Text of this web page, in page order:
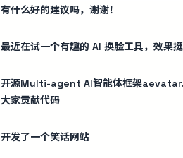
有什么好的建议吗，谢谢！
最近在试一个有趣的 AI 换脸工具，效果
开源Multi-agent AI智能体框架
大家贡献代码
开发了一个笑话网站